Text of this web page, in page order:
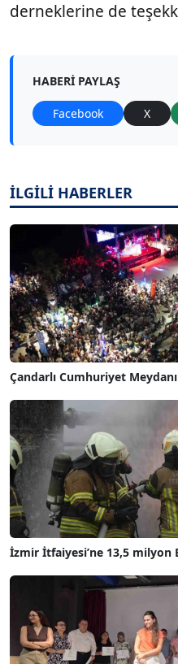
derneklerine de
HABERI PAYLAŞ
Facebook X
İLGİLİ HABERLER
Çandarlı Cumhuriyet
İzmir İtfaiyesi’ne 13,5 milyon